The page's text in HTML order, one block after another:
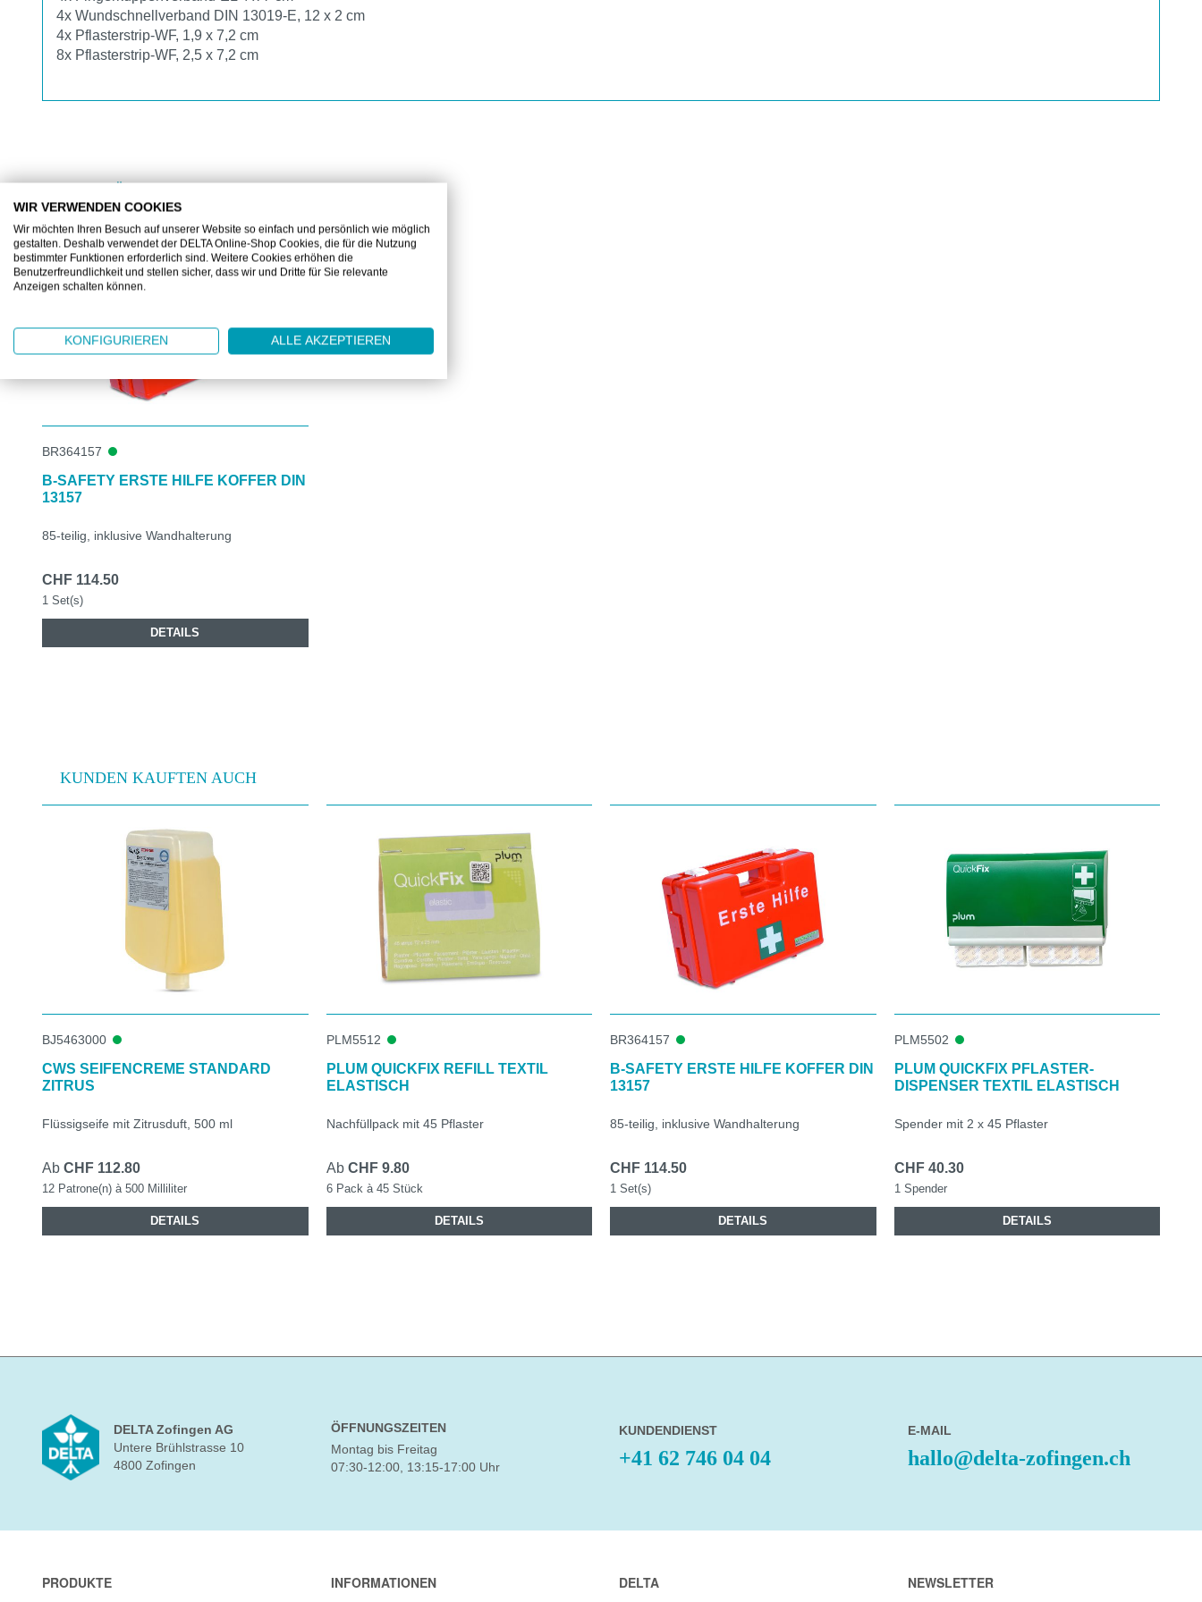
4x Wundschnellverband DIN 13019-E, 12 x 2 cm
4x Pflasterstrip-WF, 1,9 x 7,2 cm
8x Pflasterstrip-WF, 2,5 x 7,2 cm
ZUBEHÖR
BR364157
B-SAFETY ERSTE HILFE KOFFER DIN
13157
85-teilig, inklusive Wandhalterung
CHF 114.50
1 Set(s)
DETAILS
KUNDEN KAUFTEN AUCH
Produktgalerie überspringen
BJ5463000
CWS SEIFENCREME STANDARD
ZITRUS
Flüssigseife mit Zitrusduft, 500 ml
Ab CHF 112.80
12 Patrone(n) à 500 Milliliter
DETAILS
PLM5512
PLUM QUICKFIX REFILL TEXTIL
ELASTISCH
Nachfüllpack mit 45 Pflaster
Ab CHF 9.80
6 Pack à 45 Stück
DETAILS
BR364157
B-SAFETY ERSTE HILFE KOFFER DIN
13157
85-teilig, inklusive Wandhalterung
CHF 114.50
1 Set(s)
DETAILS
PLM5502
PLUM QUICKFIX PFLASTER-
DISPENSER TEXTIL ELASTISCH
Spender mit 2 x 45 Pflaster
CHF 40.30
1 Spender
DETAILS
DELTA Zofingen AG
Untere Brühlstrasse 10
4800 Zofingen
ÖFFNUNGSZEITEN
Montag bis Freitag
07:30-12:00, 13:15-17:00 Uhr
KUNDENDIENST
+41 62 746 04 04
E-MAIL
hallo@delta-zofingen.ch
PRODUKTE INFORMATIONEN DELTA NEWSLETTER
WIR VERWENDEN COOKIES
Wir möchten Ihren Besuch auf unserer Website so einfach und persönlich wie möglich
gestalten. Deshalb verwendet der DELTA Online-Shop Cookies, die für die Nutzung
bestimmter Funktionen erforderlich sind. Weitere Cookies erhöhen die
Benutzerfreundlichkeit und stellen sicher, dass wir und Dritte für Sie relevante
Anzeigen schalten können.
KONFIGURIEREN ALLE AKZEPTIEREN